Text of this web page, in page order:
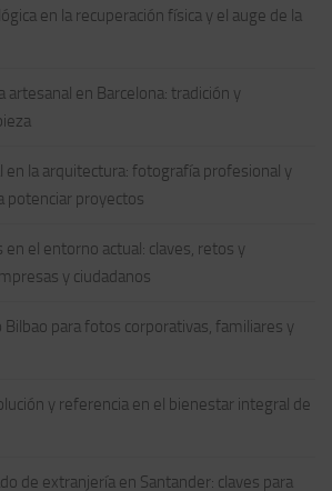
en la recuperación física y el auge de la
artesanal en Barcelona: tradición y
en la arquitectura: fotografía profesional y
potenciar proyectos
en el entorno actual: claves, retos y
y ciudadanos
para fotos corporativas, familiares y
y referencia en el bienestar integral de
de extranjería en Santander: claves para